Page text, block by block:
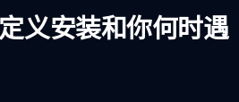
义安装和你何时遇